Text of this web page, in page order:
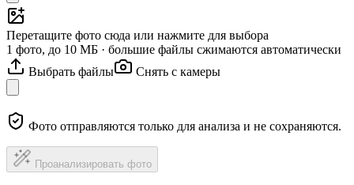
Перетащите фото сюда или нажмите для выбора
1 фото, до 10 МБ · большие файлы сжимаются автоматически
Выбрать файлы
Снять с камеры
Фото отправляются только для анализа и не сохраняются.
Проанализировать фото